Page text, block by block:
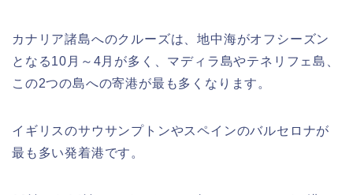
カナリア諸島へのクルーズは、地中海がオフシーズン
となる10月～4月が多く、マディラ島やテネリフェ島、
この2つの島への寄港が最も多くなります。
イギリスのサウサンプトンやスペインのバルセロナが
最も多い発着港です。